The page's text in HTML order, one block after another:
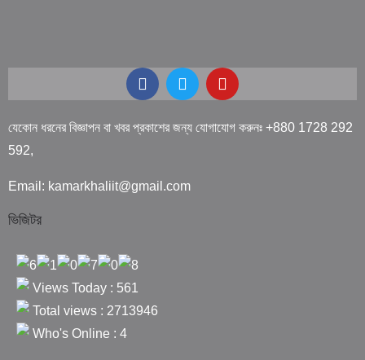
যেকোন ধরনের বিজ্ঞাপন বা খবর প্রকাশের জন্য যোগাযোগ করুনঃ +880 1728 292
592,
Email: kamarkhaliit@gmail.com
ভিজিটর
Views Today : 561
Total views : 2713946
Who's Online : 4